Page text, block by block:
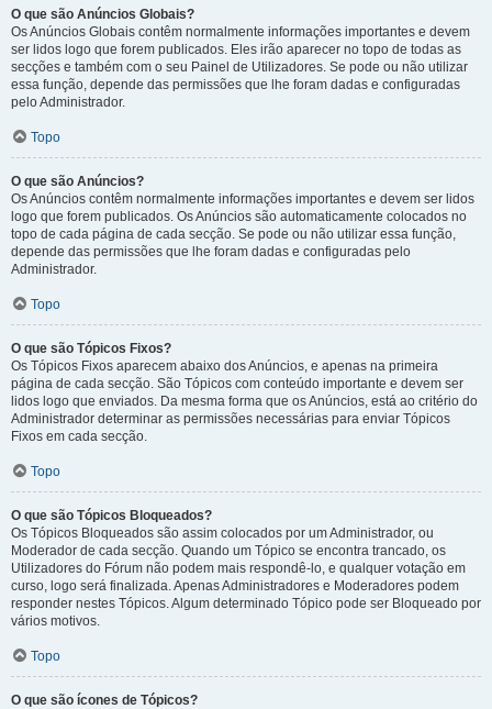
O que são Anúncios Globais?
Os Anúncios Globais contêm normalmente informações importantes e devem
ser lidos logo que forem publicados. Eles irão aparecer no topo de todas as
secções e também com o seu Painel de Utilizadores. Se pode ou não utilizar
essa função, depende das permissões que lhe foram dadas e configuradas
pelo Administrador.
Topo
O que são Anúncios?
Os Anúncios contêm normalmente informações importantes e devem ser lidos
logo que forem publicados. Os Anúncios são automaticamente colocados no
topo de cada página de cada secção. Se pode ou não utilizar essa função,
depende das permissões que lhe foram dadas e configuradas pelo
Administrador.
Topo
O que são Tópicos Fixos?
Os Tópicos Fixos aparecem abaixo dos Anúncios, e apenas na primeira
página de cada secção. São Tópicos com conteúdo importante e devem ser
lidos logo que enviados. Da mesma forma que os Anúncios, está ao critério do
Administrador determinar as permissões necessárias para enviar Tópicos
Fixos em cada secção.
Topo
O que são Tópicos Bloqueados?
Os Tópicos Bloqueados são assim colocados por um Administrador, ou
Moderador de cada secção. Quando um Tópico se encontra trancado, os
Utilizadores do Fórum não podem mais respondê-lo, e qualquer votação em
curso, logo será finalizada. Apenas Administradores e Moderadores podem
responder nestes Tópicos. Algum determinado Tópico pode ser Bloqueado por
vários motivos.
Topo
O que são ícones de Tópicos?